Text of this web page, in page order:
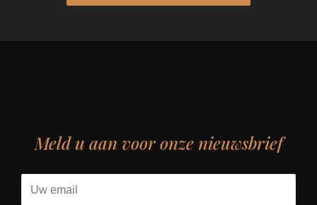
Meld u aan voor onze nieuwsbrief